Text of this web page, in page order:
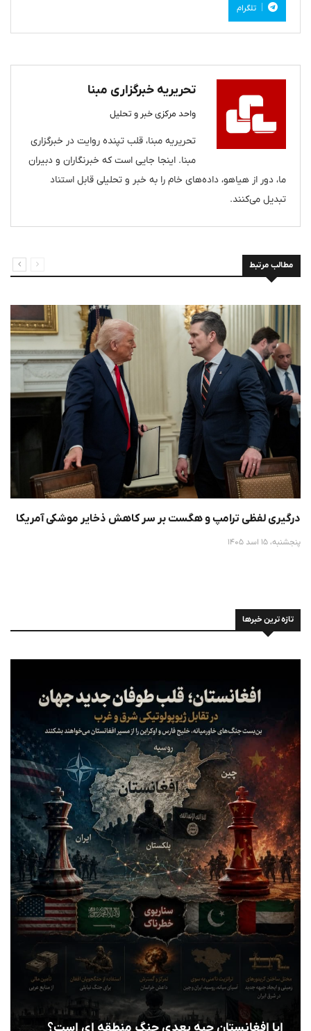
تلگرام
تحریریه خبرگزاری مبنا
واحد مرکزی خبر و تحلیل
تحریریه مبنا، قلب تپنده روایت در خبرگزاری
مبنا. اینجا جایی است که خبرنگاران و دبیران
ما، دور از هیاهو، داده‌های خام را به خبر و تحلیلی قابل استناد
تبدیل می‌کنند.
مطالب مرتبط
درگیری لفظی ترامپ و هگست بر سر کاهش ذخایر موشکی آمریکا
پنجشنبه، 15 اسد 1405
تازه ترین خبرها